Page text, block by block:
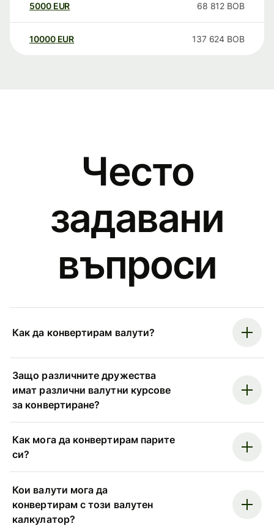
5000 EUR 68 812 BOB
10000 EUR 137 624 BOB
Често
задавани
въпроси
Как да конвертирам валути?
Защо различните дружества
имат различни валутни курсове
за конвертиране?
Как мога да конвертирам парите
си?
Кои валути мога да
конвертирам с този валутен
калкулатор?